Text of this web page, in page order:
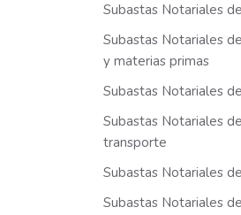
Subastas Notariales
Subastas Notariales
y materias primas
Subastas Notariales
Subastas Notariales
transporte
Subastas Notariales
Subastas Notariales